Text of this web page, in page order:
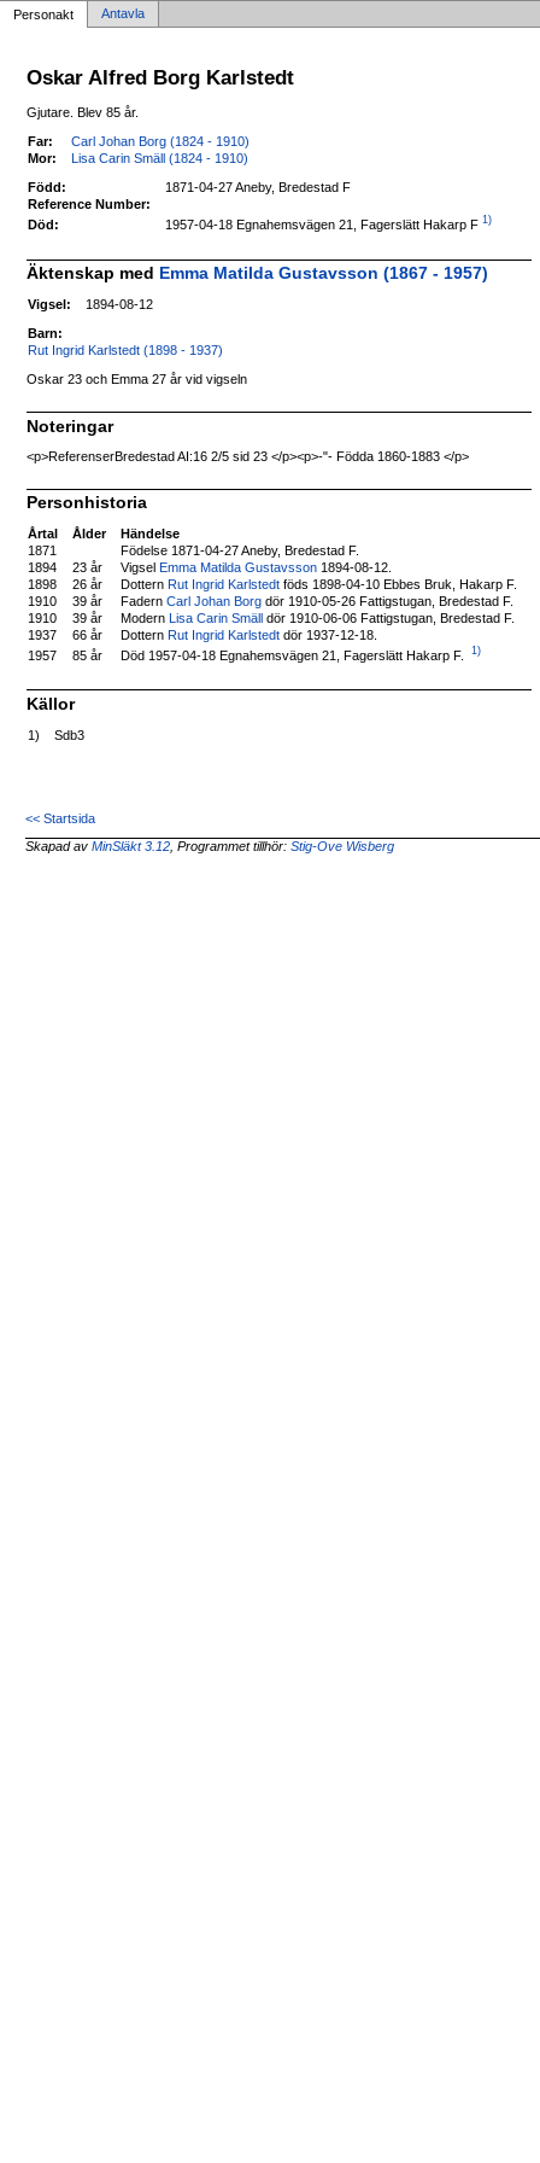
Personakt Antavla
Oskar Alfred Borg Karlstedt
Gjutare. Blev 85 år.
Far:
Carl Johan Borg (1824 - 1910)
Mor:
Lisa Carin Smäll (1824 - 1910)
Född:
1871-04-27 Aneby, Bredestad F
Reference Number:
Död:
1957-04-18 Egnahemsvägen 21, Fagerslätt Hakarp F 1)
Äktenskap med Emma Matilda Gustavsson (1867 - 1957)
Vigsel: 1894-08-12
Barn:
Rut Ingrid Karlstedt (1898 - 1937)
Oskar 23 och Emma 27 år vid vigseln
Noteringar
<p>ReferenserBredestad AI:16 2/5 sid 23 </p><p>-"- Födda 1860-1883 </p>
Personhistoria
Årtal Ålder
Händelse
1871
Födelse 1871-04-27 Aneby, Bredestad F.
1894
23 år VigselEmma Matilda Gustavsson 1894-08-12.
1898
26 år DotternRut Ingrid Karlstedt föds 1898-04-10 Ebbes Bruk, Hakarp F.
1910
39 år FadernCarl Johan Borg dör 1910-05-26 Fattigstugan, Bredestad F.
1910
39 år ModernLisa Carin Smäll dör 1910-06-06 Fattigstugan, Bredestad F.
1937
66 år DotternRut Ingrid Karlstedt dör 1937-12-18.
1957
85 år Död 1957-04-18 Egnahemsvägen 21, Fagerslätt Hakarp F. 1)
Källor
1) Sdb3
<< Startsida
Skapad avMinSläkt 3.12 , Programmet tillhör:Stig-Ove Wisberg